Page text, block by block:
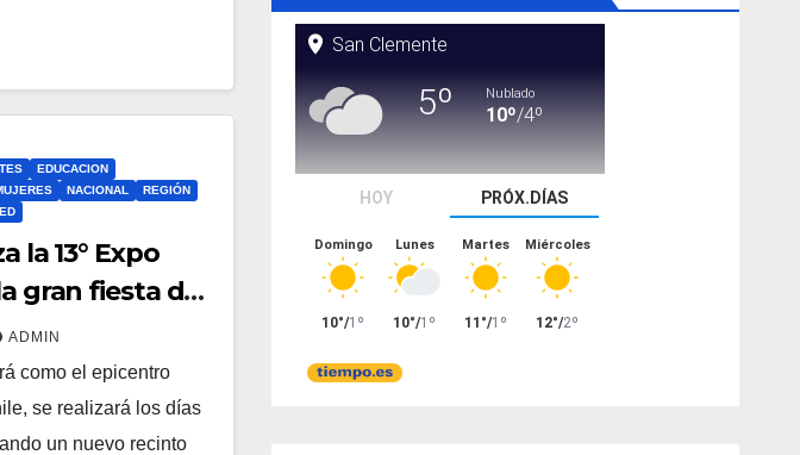
EDUCACION
NACIONAL
REGIÓN
la 13° Expo
gran fiesta de
del
ADMIN
como el epicentro
se realizará los días
un nuevo recinto